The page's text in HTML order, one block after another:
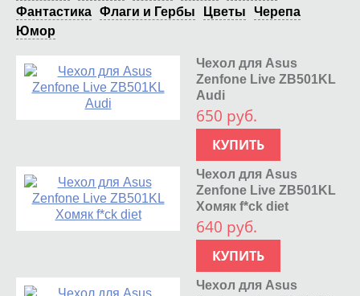
Фантастика Флаги и Гербы Цветы
Черепа
Юмор
Чехол для Asus
Zenfone Live ZB501KL
Audi
650 руб.
КУПИТЬ
Чехол для Asus
Zenfone Live ZB501KL
Хомяк f*ck diet
640 руб.
КУПИТЬ
Чехол для Asus